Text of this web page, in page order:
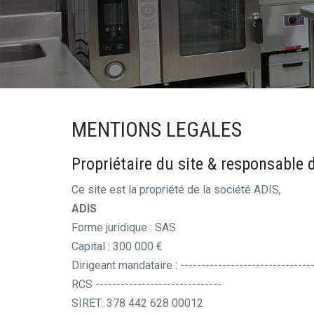
MENTIONS LEGALES
Propriétaire du site & responsable
Ce site est la propriété de la société ADIS,
ADIS
Forme juridique : SAS
Capital : 300 000 €
Dirigeant mandataire :
RCS ------------------------------
SIRET: 378 442 628 00012